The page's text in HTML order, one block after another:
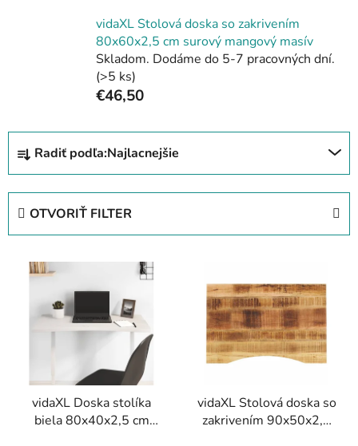
vidaXL Stolová doska so zakrivením
80x60x2,5 cm surový mangový masív
Skladom. Dodáme do 5-7 pracovných dní.
(>5 ks)
€46,50
R
d
Radiť podľa:Najlacnejšie
OTVORIŤ FILTER
vidaXL Doska stolíka
biela 80x40x2,5 cm
vidaXL Stolová doska so
zakrivením 90x50x2,5